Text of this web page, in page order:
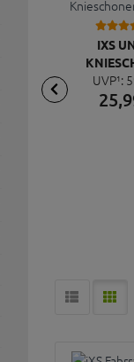
IXS
UVP¹:
25,